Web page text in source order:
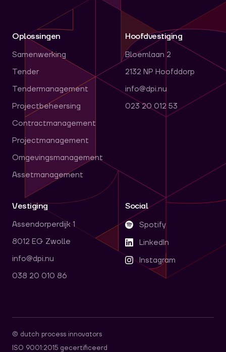
Oplossingen
Samenwerking
Tender
Tendermanagement
Projectbeheersing
Contractmanagement
Projectmanagement
Omgevingsmanagement
Assetmanagement
Hoofdvestiging
Bloemlaan 2
2132 NP Hoofddorp
info@dpi.nu
023 20 012 53
Vestiging
Assendorperdijk 1
8012 EG Zwolle
info@dpi.nu
038 20 010 86
Social
Spotify
LinkedIn
Instagram
© dutch process innovators
ISO 9001:2015 gecertificeerd